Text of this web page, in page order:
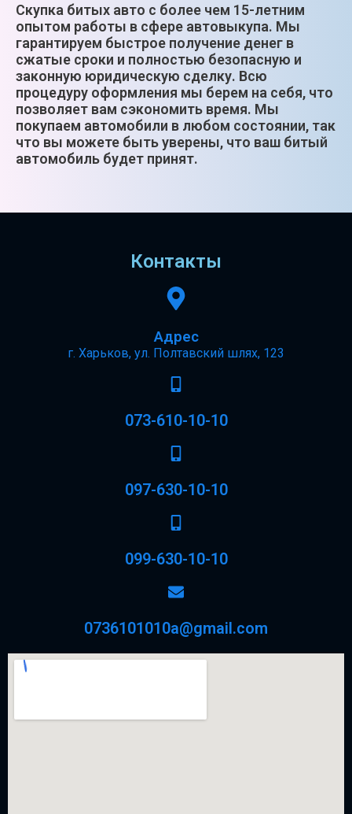
Скупка битых авто с более чем 15-летним
опытом работы в сфере автовыкупа. Мы
гарантируем быстрое получение денег в
сжатые сроки и полностью безопасную и
законную юридическую сделку. Всю
процедуру оформления мы берем на себя, что
позволяет вам сэкономить время. Мы
покупаем автомобили в любом состоянии, так
что вы можете быть уверены, что ваш битый
автомобиль будет принят.
Контакты
Адрес
г. Харьков, ул. Полтавский шлях, 123
073-610-10-10
097-630-10-10
099-630-10-10
0736101010a@gmail.com